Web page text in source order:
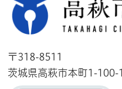
〒318-8511
茨城県高萩市本町1-100-1